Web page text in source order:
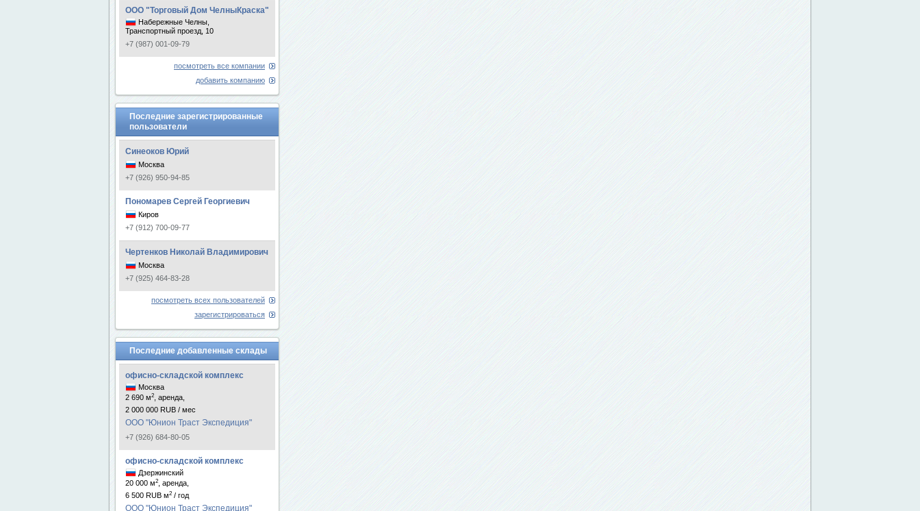
ООО "Торговый Дом ЧелныКраска"
Набережные Челны,
Транспортный проезд, 10
+7 (987) 001-09-79
посмотреть все компании
добавить компанию
Последние зарегистрированные
пользователи
Синеоков Юрий
Москва
+7 (926) 950-94-85
Пономарев Сергей Георгиевич
Киров
+7 (912) 700-09-77
Чертенков Николай Владимирович
Москва
+7 (925) 464-83-28
посмотреть всех пользователей
зарегистрироваться
Последние добавленные склады
офисно-складской комплекс
Москва
2 690 м2
, аренда,
2 000 000 RUB / мес
ООО "Юнион Траст Экспедиция"
+7 (926) 684-80-05
офисно-складской комплекс
Дзержинский
20 000 м2
, аренда,
6 500 RUB м2 / год
ООО "Юнион Траст Экспедиция"